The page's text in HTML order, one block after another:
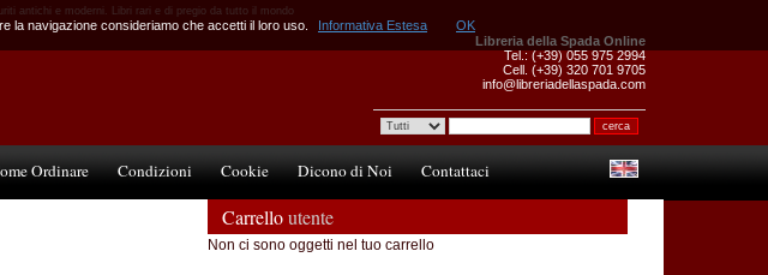
antichi e moderni. Libri rari e di pregio da tutto il mondo
Libreria della Spada Online
Tel.: (+39) 055 975 2994
Cell. (+39) 320 701 9705
info@libreriadellaspada.com
Ordinare Condizioni Cookie Dicono di Noi Contattaci
Carrelloutente
Non ci sono oggetti nel tuo carrello
la navigazione consideriamo che accetti il loro uso. Informativa Estesa OK